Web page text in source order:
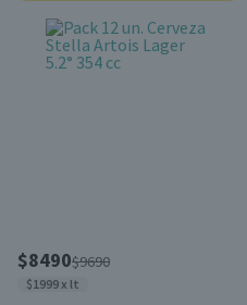
$8490$9690
$1999 x lt